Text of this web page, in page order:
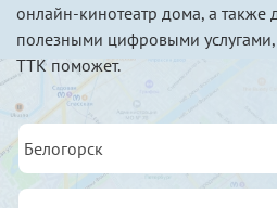
онлайн-кинотеатр дома, а также
полезными цифровыми услугами,
ТТК поможет.